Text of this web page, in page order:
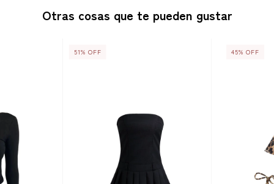
Otras cosas que te pueden gustar
51% OFF 45%OFF